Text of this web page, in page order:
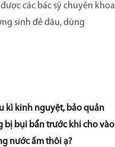
các bác sỹ chuyên khoa
sinh đẻ đâu, dùng
kì kinh nguyệt, bảo quản
bị bụi bẩn trước khi cho vào
nước ấm thôi ạ?